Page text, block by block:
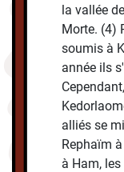
la vallée
Morte. (4)
soumis à
année ils
alliés se
Rephaïm
à Ham,